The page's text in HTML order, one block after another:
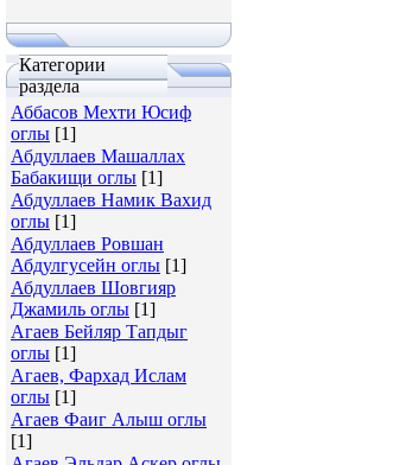
Категории
раздела
Аббасов Мехти Юсиф
оглы [1]
Абдуллаев Машаллах
Бабакищи оглы [1]
Абдуллаев Намик Вахид
оглы [1]
Абдуллаев Ровшан
Абдулгусейн оглы [1]
Абдуллаев Шовгияр
Джамиль оглы [1]
Агаев Бейляр Тапдыг
оглы [1]
Агаев, Фархад Ислам
оглы [1]
Агаев Фаиг Алыш оглы
[1]